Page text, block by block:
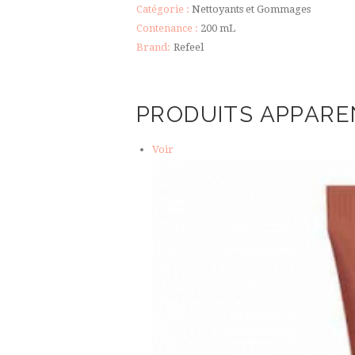
Milky
Way
Catégorie : Nettoyants et Gommages
Contenance : 200 mL
Brand: Refeel
PRODUITS
Voir